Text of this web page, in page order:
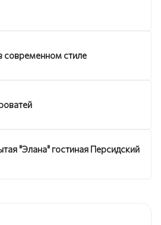
современном стиле
"Элана" гостиная Персидский